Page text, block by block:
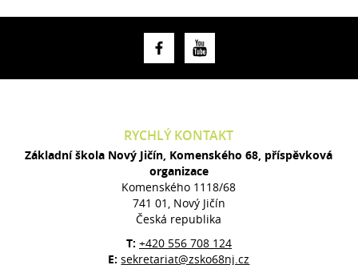
RYCHLÝ KONTAKT
Základní škola Nový Jičín, Komenského 68, příspěvková
organizace
Komenského 1118/68
741 01, Nový Jičín
Česká republika
T: +420 556 708 124
E:sekretariat@zsko68nj.cz